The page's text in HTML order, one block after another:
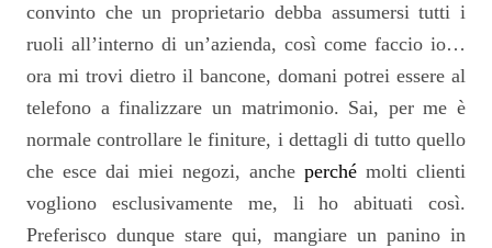
convinto che un proprietario debba assumersi tutti i
ruoli all’interno di un’azienda, così come faccio io…
ora mi trovi dietro il bancone, domani potrei essere al
telefono a finalizzare un matrimonio. Sai, per me è
normale controllare le finiture, i dettagli di tutto quello
che esce dai miei negozi, anche perché molti clienti
vogliono esclusivamente me, li ho abituati così.
Preferisco dunque stare qui, mangiare un panino in